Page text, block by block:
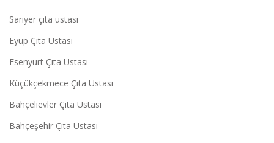
Sarıyer çıta ustası
Eyüp Çıta Ustası
Esenyurt Çıta Ustası
Küçükçekmece Çıta Ustası
Bahçelievler Çıta Ustası
Bahçeşehir Çıta Ustası